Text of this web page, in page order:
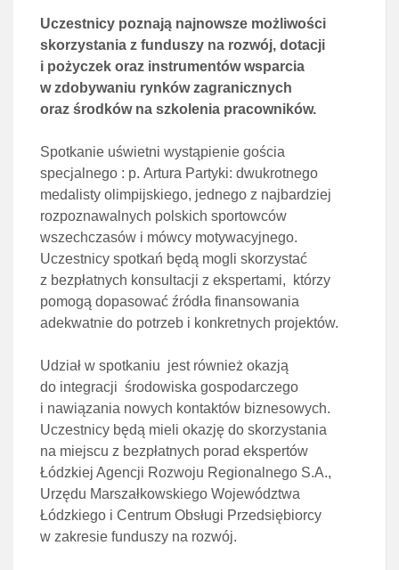
Uczestnicy poznają najnowsze możliwości
skorzystania z funduszy na rozwój, dotacji
i pożyczek oraz instrumentów wsparcia
w zdobywaniu rynków zagranicznych
oraz środków na szkolenia pracowników.
Spotkanie uświetni wystąpienie gościa
specjalnego : p. Artura Partyki: dwukrotnego
medalisty olimpijskiego, jednego z najbardziej
rozpoznawalnych polskich sportowców
wszechczasów i mówcy motywacyjnego.
Uczestnicy spotkań będą mogli skorzystać
z bezpłatnych konsultacji z ekspertami, którzy
pomogą dopasować źródła finansowania
adekwatnie do potrzeb i konkretnych projektów.
Udział w spotkaniu jest również okazją
do integracji środowiska gospodarczego
i nawiązania nowych kontaktów biznesowych.
Uczestnicy będą mieli okazję do skorzystania
na miejscu z bezpłatnych porad ekspertów
Łódzkiej Agencji Rozwoju Regionalnego S.A.,
Urzędu Marszałkowskiego Województwa
Łódzkiego i Centrum Obsługi Przedsiębiorcy
w zakresie funduszy na rozwój.